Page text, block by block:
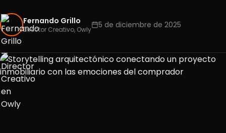
Fernando Grillo
Director Creativo, Owly 5 de diciembre de 2025